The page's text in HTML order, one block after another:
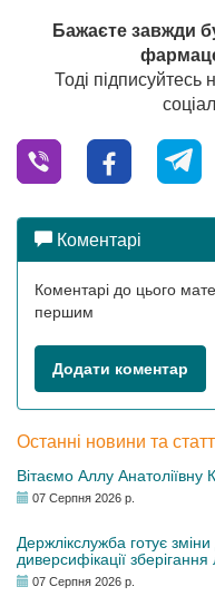
Бажаєте завжди
Тоді
Коментарі
Коментарі до цього
першим
Додати коментар
Останні новини та
Вітаємо Аллу Анатоліївну
07 Серпня 2026 р.
Держлікслужба готує
диверсифікації зберігання
07 Серпня 2026 р.